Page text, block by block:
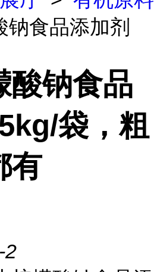
钠食品添加剂
酸钠食品
袋，粗
有
2